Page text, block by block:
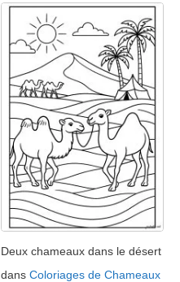
Deux chameaux dans le désert
dans Coloriages de Chameaux